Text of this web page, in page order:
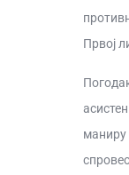
Првој
маниру